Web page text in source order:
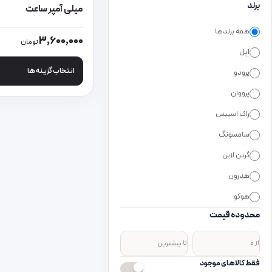
برند
همه برندها
اپل
پرودو
پرووان
راک اسپیس
سامسونگ
گرین لاین
هدرون
هوکو
محدوده قیمت
از تا
فقط کالاهای موجود
میلی آمپر ساعت
3,600,000تومان
انتخاب گزینه ها
این محصول دارای